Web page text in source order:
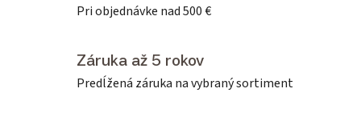
Pri objednávke nad 500 €
Záruka až 5 rokov
Predĺžená záruka na vybraný sortiment